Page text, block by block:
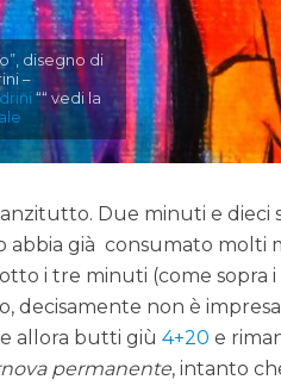
disegno di
–
““ vedi la
Due minuti e dieci
abbia già consumato molti
i tre minuti (come
decisamente non è
e allora butti giù4+20 e
permanente, intanto